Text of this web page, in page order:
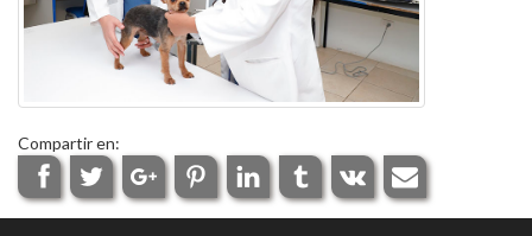
Compartir en: